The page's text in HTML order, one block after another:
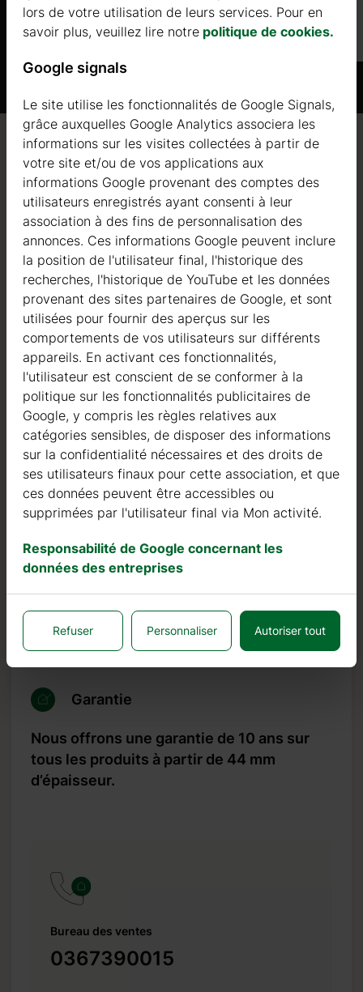
Plus d'informations
Qualité / garantie / conseil
Qualité
Nous sommes actifs dans le domaine de la fabrication
de structures en bois depuis 2004. Au cours de ces
années, nous avons sélectionné les meilleurs
fournisseurs de bois. Nous utilisons exclusivement du
sapin nordique à croissance lente provenant de forêts
certifiées FSC en Europe du Nord.
Le bois de sapin nordique se distingue par ses
caractéristiques idéales dans la construction de maisons
en bois. Il est de couleur très claire, avec peu de nœuds,
et est connu pour sa résistance à la pourriture, à la
moisissure et aux insectes.
En plus des investissements dans le bois, nous
pour pouvoir produire des produits de qualité toujours
plus élevée.
retour ou de défaut est inférieur à 0,5 %, tandis que la
norme de l’industrie est 10 fois plus élevée, soit 5 %.
Garantie
Nous offrons une garantie de 10 ans sur
tous les produits à partir de 44 mm
d’épaisseur.
Bureau des ventes
0367390015
lors de votre utilisation de leurs services. Pour en
savoir plus, veuillez lire notre politique de cookies.
Google signals
Le site utilise les fonctionnalités de Google Signals,
grâce auxquelles Google Analytics associera les
informations sur les visites collectées à partir de
votre site et/ou de vos applications aux
informations Google provenant des comptes des
utilisateurs enregistrés ayant consenti à leur
association à des fins de personnalisation des
annonces. Ces informations Google peuvent inclure
la position de l'utilisateur final, l'historique des
recherches, l'historique de YouTube et les données
provenant des sites partenaires de Google, et sont
utilisées pour fournir des aperçus sur les
comportements de vos utilisateurs sur différents
appareils. En activant ces fonctionnalités,
l'utilisateur est conscient de se conformer à la
politique sur les fonctionnalités publicitaires de
Google, y compris les règles relatives aux
catégories sensibles, de disposer des informations
sur la confidentialité nécessaires et des droits de
ses utilisateurs finaux pour cette association, et que
ces données peuvent être accessibles ou
supprimées par l'utilisateur final via Mon activité.
Responsabilité de Google concernant les
données des entreprises
Refuser Personnaliser Autoriser tout